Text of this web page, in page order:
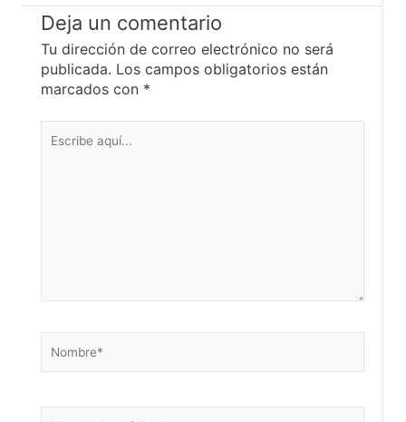
Deja un comentario
Tu dirección de correo electrónico no será
publicada. Los campos obligatorios están
marcados con *
aquí...